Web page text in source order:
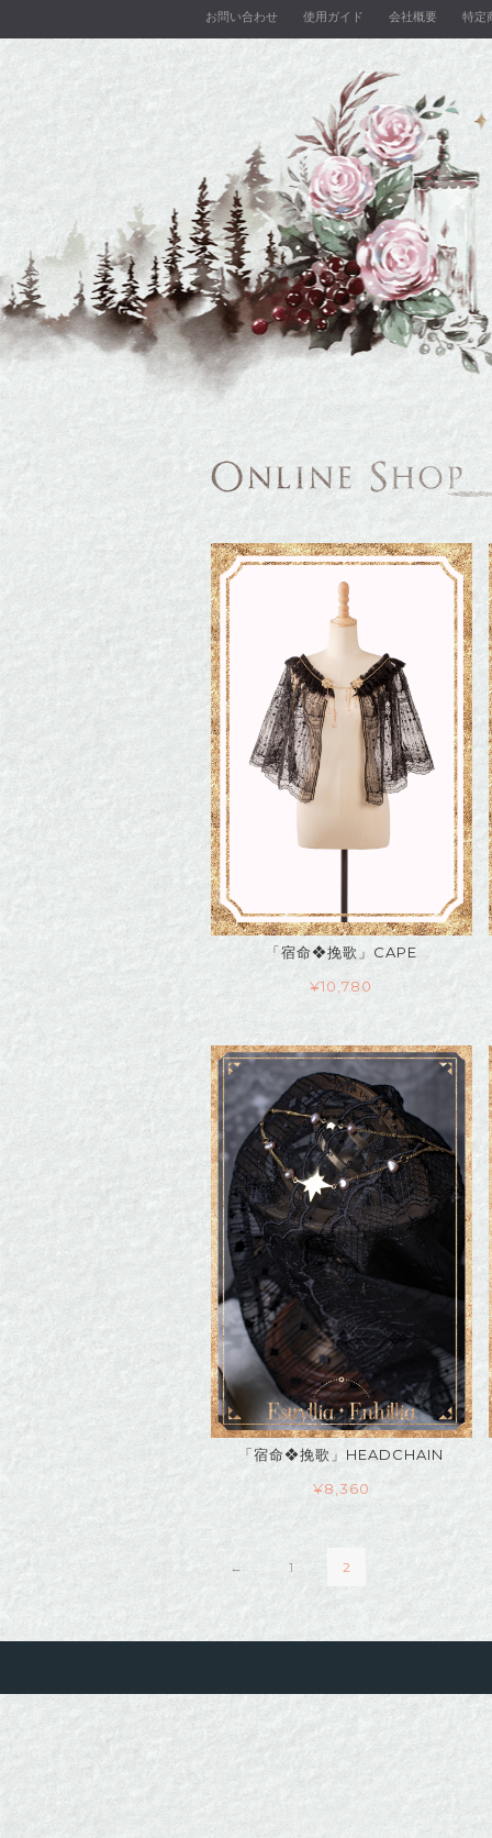
お問い合わせ 使用ガイド 会社概要 特定
「宿命❖挽歌」CAPE
¥10,780
「宿命❖挽歌」HEADCHAIN
¥8,360
← 1 2